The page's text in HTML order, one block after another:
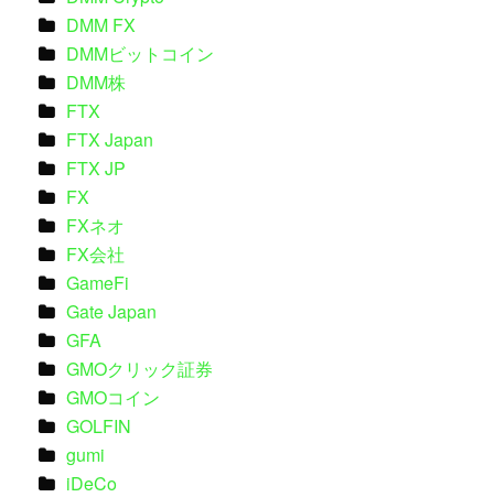
DMM FX
DMMビットコイン
DMM株
FTX
FTX Japan
FTX JP
FX
FXネオ
FX会社
GameFi
Gate Japan
GFA
GMOクリック証券
GMOコイン
GOLFIN
gumi
iDeCo